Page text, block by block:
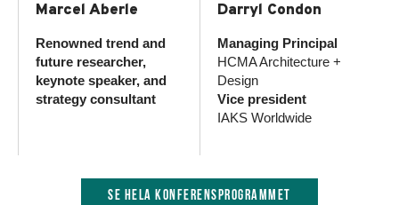
Marcel Aberle
Renowned trend and
future researcher,
keynote speaker, and
strategy consultant
Darryl Condon
Managing Principal
HCMA Architecture +
Design
Vice president
IAKS Worldwide
Se hela konferensprogrammet